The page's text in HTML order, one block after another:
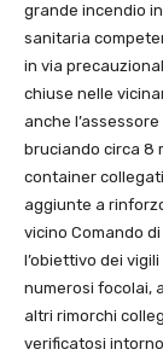
grande incendio
sanitaria
in via
chiuse nelle
anche
bruciando circa 8
container
aggiunte a
vicino Comando
l’obiettivo dei
numerosi focolai,
altri rimorchi
verificatosi